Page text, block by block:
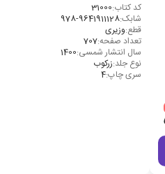
کد کتاب:31000
شابک:978-9641911128
قطع:وزیری
تعداد صفحه:707
سال انتشار شمسی:1400
نوع جلد:زرکوب
سری چاپ:4